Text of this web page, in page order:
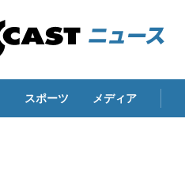
スポーツ メディア